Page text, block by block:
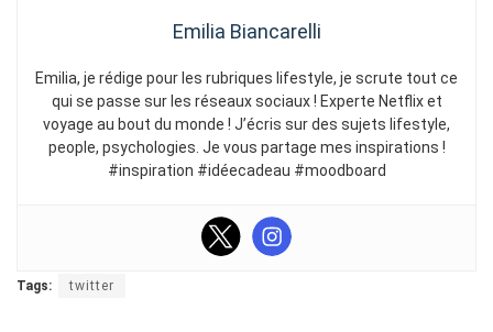
Emilia Biancarelli
Emilia, je rédige pour les rubriques lifestyle, je scrute tout ce
qui se passe sur les réseaux sociaux ! Experte Netflix et
voyage au bout du monde ! J’écris sur des sujets lifestyle,
people, psychologies. Je vous partage mes inspirations !
#inspiration #idéecadeau #moodboard
Tags: twitter